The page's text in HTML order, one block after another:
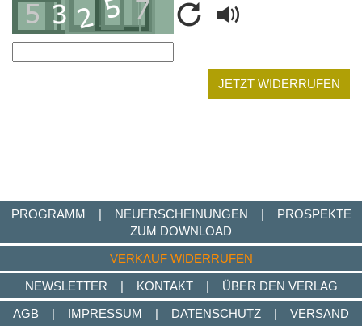
PROGRAMM | NEUERSCHEINUNGEN |
PROSPEKTE
ZUM DOWNLOAD
VERKAUF WIDERRUFEN
NEWSLETTER
| KONTAKT |
ÜBER DEN VERLAG
AGB
| IMPRESSUM | DATENSCHUTZ | VERSAND